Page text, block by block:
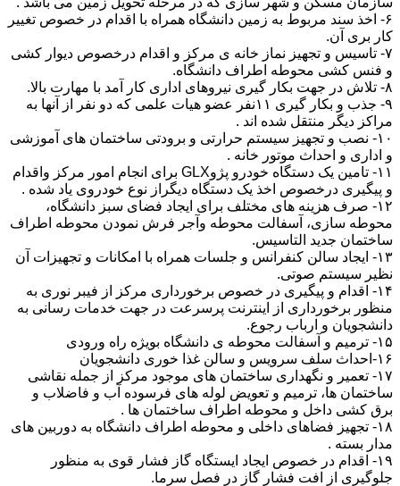
۶- اخذ سند مربوط به زمین دانشگاه همراه با اقدام در خصوص تغییر
کار بری آن.
۷- تاسیس و تجهیز نماز خانه ی مرکز و اقدام درخصوص دیوار کشی
و فنس کشی محوطه اطراف دانشگاه.
۸- تلاش در جهت بکار گیری نیروهای اداری کار آمد با مهارت بالا.
۹- جذب و بکار گیری ۱۱نفر عضو هیات علمی که دو نفر از آنها به
مراکز دیگر منتقل شده اند .
۱۰- نصب و تجهیز سیستم حرارتی و برودتی ساختمان های آموزشی
و اداری و احداث موتور خانه .
۱۱- تامین یک دستگاه خودرو پژوGLX برای انجام امور مرکز واقدام
و پیگیری درخصوص اخذ یک دستگاه دیگراز نوع خودروی یاد شده .
۱۲- صرف هزینه های مختلف برای ایجاد فضای سبز دانشگاه،
محوطه سازی، آسفالت محوطه وآجر فرش نمودن محوطه اطراف
ساختمان جدید التاسیس.
۱۳- ایجاد سالن کنفرانس و جلسات همراه با امکانات و تجهیزات آن
نظیر سیستم صوتی.
۱۴- اقدام و پیگیری در خصوص برخورداری مرکز از فیبر نوری به
منظور برخورداری از اینترنت پرسرعت در جهت خدمات رسانی به
دانشجویان و ارباب رجوع.
۱۵- ترمیم و آسفالت محوطه ی دانشگاه بویژه راه ورودی
۱۶-احداث سلف سرویس و سالن غذا خوری دانشجویان
۱۷- تعمیر و نگهداری ساختمان های موجود مرکز از جمله نقاشی
ساختمان ها، ترمیم و تعویض لوله های فرسوده آب و فاضلاب و
برق کشی داخل و محوطه اطراف ساختمان ها .
۱۸- تجهیز فضاهای داخلی و محوطه اطراف دانشگاه به دوربین های
مدار بسته .
۱۹- اقدام در خصوص ایجاد ایستگاه گاز فشار قوی به منظور
جلوگیری از افت فشار گاز در فصل سرما.